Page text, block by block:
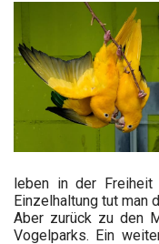
leben in der Freiheit
Einzelhaltung tut man
Aber zurück zu den
Vogelparks. Ein